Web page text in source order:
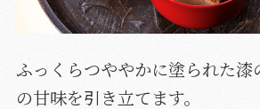
ふっくらつややかに塗られた漆
の甘味を引き立てます。